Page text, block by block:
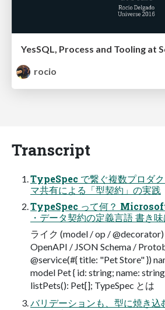
YesSQL, Process and Tooling at
rocio
Transcript
TypeSpec で繋ぐ複数プロダ
マ共有による「型契約」の実践
TypeSpec って何？
・データ契約の定義言語 書き
ライク (model / op /
OpenAPI / JSON Schema /
@service(#{ title: "Pet Store" })
model Pet { id: string; name:
listPets(): Pet[]; TypeSpec とは
バリデーションも、型に焼き